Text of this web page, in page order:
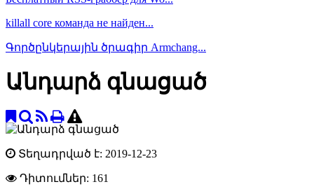
killall core команда не найден...
Գործընկերային ծրագիր Armchang...
Անդարձ գնացած
Տեղադրված է: 2019-12-23
Դիտումներ: 161